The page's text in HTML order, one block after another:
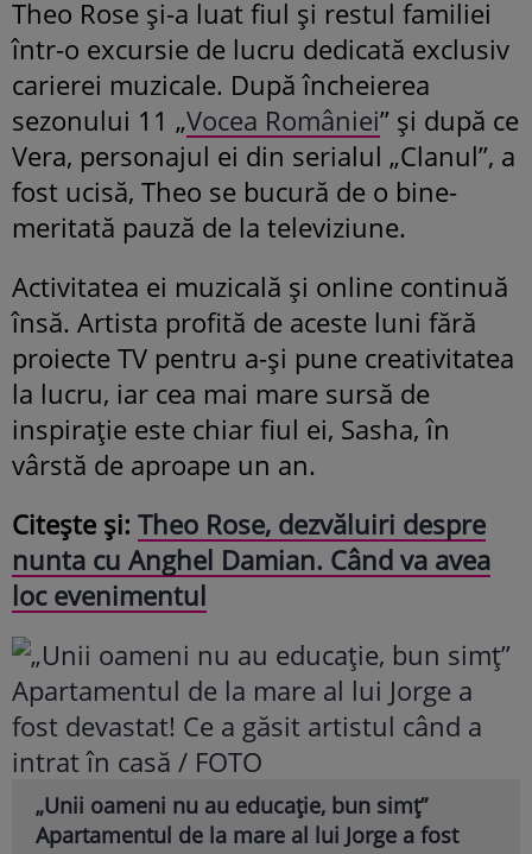
Theo Rose și-a luat fiul și restul familiei
într-o excursie de lucru dedicată exclusiv
carierei muzicale. După încheierea
sezonului 11 „Vocea României” și după ce
Vera, personajul ei din serialul „Clanul”, a
fost ucisă, Theo se bucură de o bine-
meritată pauză de la televiziune.
Activitatea ei muzicală și online continuă
însă. Artista profită de aceste luni fără
proiecte TV pentru a-și pune creativitatea
la lucru, iar cea mai mare sursă de
inspirație este chiar fiul ei, Sasha, în
vârstă de aproape un an.
Citește și: Theo Rose, dezvăluiri despre
nunta cu Anghel Damian. Când va avea
loc evenimentul
„Unii oameni nu au educație, bun simț”
Apartamentul de la mare al lui Jorge a fost